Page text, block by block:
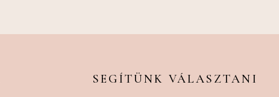
SEGÍTÜNK VÁLASZTANI